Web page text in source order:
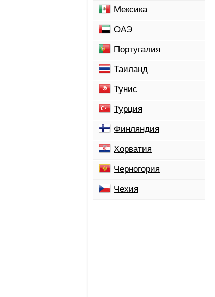
Мексика
ОАЭ
Португалия
Таиланд
Тунис
Турция
Финляндия
Хорватия
Черногория
Чехия